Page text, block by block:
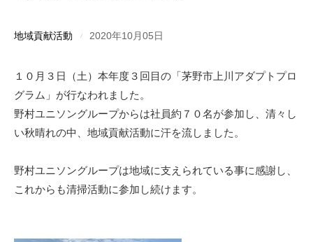
地域貢献活動 2020年10月05日
１０月３日（土）本年度３回目の「茅野市上川アダプトプロ
グラム」が行なわれました。
野村ユニソングループからは社員約７０名が参加し、清々し
い秋晴れの中、地域貢献活動に汗を流しました。
野村ユニソングループは地域に支えられている事に感謝し、
これからも清掃活動に参加し続けます。